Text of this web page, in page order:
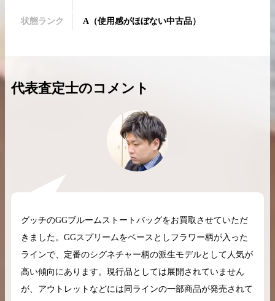
希少なリザード素材のバーキンの買取価格や
高く売るためのポイントを徹底解説
ケリーアドの買取
取相場や高く売れ
状態ランク A （使用感がほぼない中古品）
代表査定士のコメント
グッチのGGブルームストートバッグをお買取させていただ
きました。GGスプリームをベースとしフラワー柄が入った
ラインで、定番のシグネチャー柄の派生モデルとして人気が
高い傾向にあります。現行品としては展開されていません
が、アウトレットなどには同ラインの一部商品が発売されて